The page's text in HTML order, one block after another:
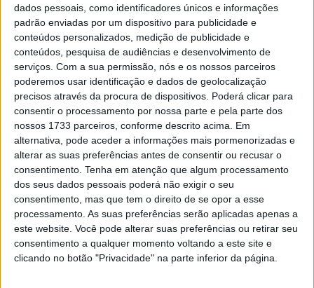
dados pessoais, como identificadores únicos e informações
padrão enviadas por um dispositivo para publicidade e
conteúdos personalizados, medição de publicidade e
conteúdos, pesquisa de audiências e desenvolvimento de
serviços. Com a sua permissão, nós e os nossos parceiros
poderemos usar identificação e dados de geolocalização
precisos através da procura de dispositivos. Poderá clicar para
consentir o processamento por nossa parte e pela parte dos
nossos 1733 parceiros, conforme descrito acima. Em
alternativa, pode aceder a informações mais pormenorizadas e
alterar as suas preferências antes de consentir ou recusar o
consentimento. Tenha em atenção que algum processamento
dos seus dados pessoais poderá não exigir o seu
consentimento, mas que tem o direito de se opor a esse
processamento. As suas preferências serão aplicadas apenas a
este website. Você pode alterar suas preferências ou retirar seu
consentimento a qualquer momento voltando a este site e
clicando no botão "Privacidade" na parte inferior da página.
Gardner. Já tínhamos especulado que o espanhol, depois
de um ano frustrante perante as dificuldades
evidenciadas pelo chassis KTM em Moto2, se poderia dar
melhor este ano, na sequência do abandono da marca,
quando a sua KTM é, de facto, uma Kalex, e parece que
foi isso que aconteceu:
O ex-campeão de Moto3 averbou um 1:58.655 que
deixou Gardner a 0,330 e todos os outros a mais de 4
décimas de segundo.
Artigos relacionados
MotoGP: Jorge Martín reforça candidatura
ao título com mais um resultado sólido em
Silverstone